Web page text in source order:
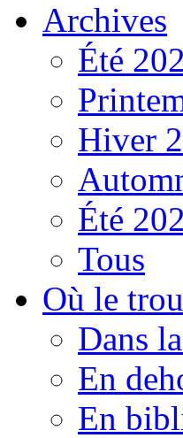
Archives
Été
Hiver
Été
Tous
Où le
Dans
En
En